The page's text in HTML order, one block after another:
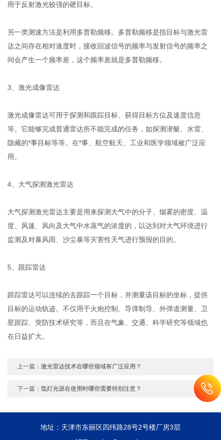
用于反射激光较强的硬目标。
另一类测速方法是利用多普勒频移。多普勒频移是指目标与激光雷
达之间存在相对速度时，接收回波信号的频率与发射信号的频率之
间会产生一个频率差，这个频率差就是多普勒频移。
3、激光成像雷达
激光成像雷达可用于探测和跟踪目标、获得目标方位及速度信息
等。它能够完成普通雷达所不能完成的任务，如探测潜艇、水雷、
隐藏的*事目标等等。在*事、航空航天、工业和医学领域被广泛应
用。
4、大气探测激光雷达
大气探测激光雷达主要是用来探测大气中的分子、烟雾的密度、温
度、风速、风向及大气中水蒸气的浓度的，以达到对大气环境进行
监测及对暴风雨、沙尘暴等灾害性天气进行预报的目的。
5、跟踪雷达
跟踪雷达可以连续的去跟踪一个目标，并测量该目标的坐标，提供
目标的运动轨迹。不仅用于火炮控制、导弹制导、外弹道测量、卫
星跟踪、突防技术研究等，而且在气象、交通、科学研究等领域也
在日益扩大。
上一篇：激光雷达技术在哪些领域有广泛应用？
下一篇：氙灯光源在使用时哪些需要特别注意？
地址：天津市东丽区四纬路28号2号楼厂房3层